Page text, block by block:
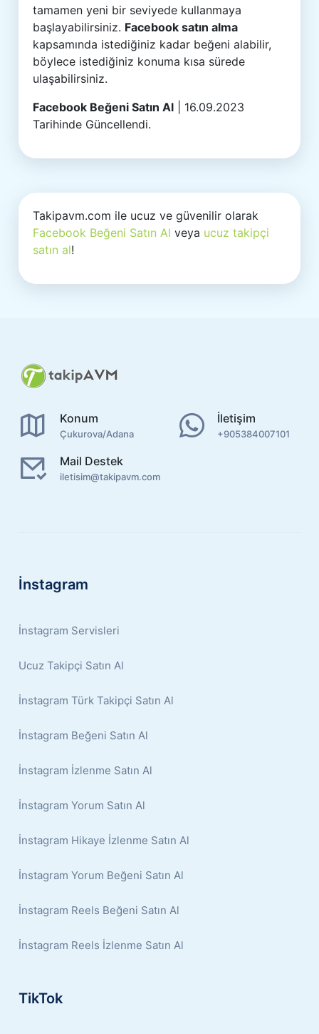
tamamen yeni bir seviyede kullanmaya
başlayabilirsiniz. Facebook satın alma
kapsamında istediğiniz kadar beğeni alabilir,
böylece istediğiniz konuma kısa sürede
ulaşabilirsiniz.
Facebook Beğeni Satın Al | 16.09.2023
Tarihinde Güncellendi.
Takipavm.com ile ucuz ve güvenilir olarak
Facebook Beğeni Satın Al veya ucuz takipçi
satın al!
Konum
Çukurova/Adana
İletişim
+905384007101
Mail Destek
iletisim@takipavm.com
İnstagram
İnstagram Servisleri
Ucuz Takipçi Satın Al
İnstagram Türk Takipçi Satın Al
İnstagram Beğeni Satın Al
İnstagram İzlenme Satın Al
İnstagram Yorum Satın Al
İnstagram Hikaye İzlenme Satın Al
İnstagram Yorum Beğeni Satın Al
İnstagram Reels Beğeni Satın Al
İnstagram Reels İzlenme Satın Al
TikTok